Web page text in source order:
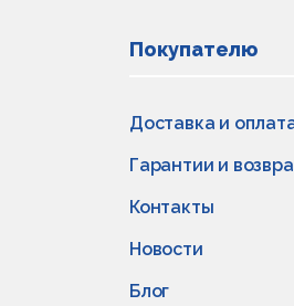
Покупателю
Доставка и
Гарантии и
Контакты
Новости
Блог